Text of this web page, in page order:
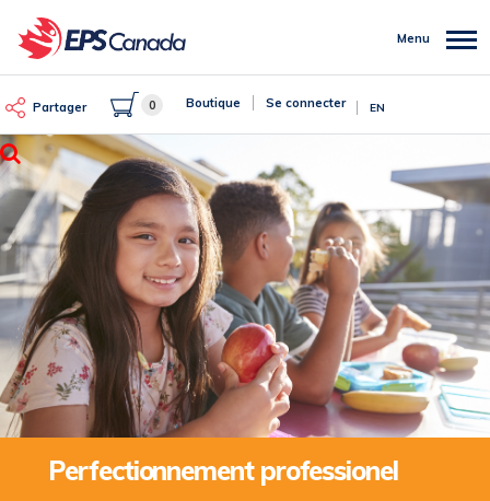
au
contenu
Partager 0 Boutique Se connecter EN
Rechercher
Menu
Perfectionnement professionel